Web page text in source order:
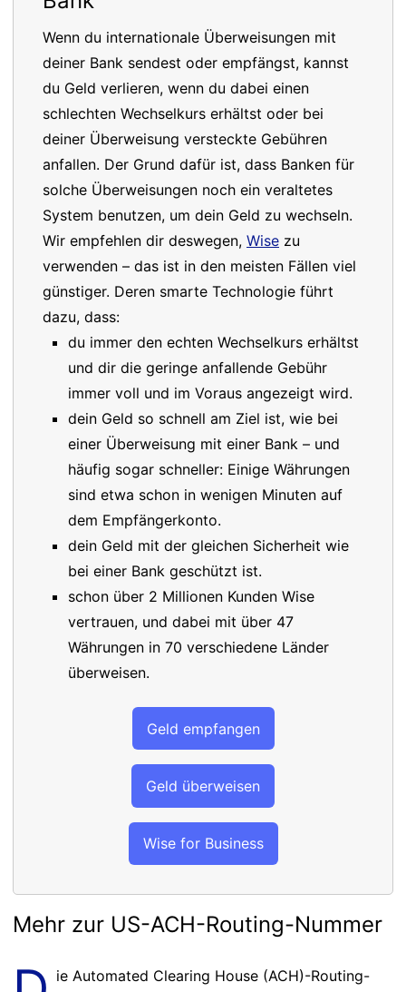
Wenn du internationale Überweisungen mit
deiner Bank sendest oder empfängst, kannst
du Geld verlieren, wenn du dabei einen
schlechten Wechselkurs erhältst oder bei
deiner Überweisung versteckte Gebühren
anfallen. Der Grund dafür ist, dass Banken für
solche Überweisungen noch ein veraltetes
System benutzen, um dein Geld zu wechseln.
Wir empfehlen dir deswegen, Wise zu
verwenden – das ist in den meisten Fällen viel
günstiger. Deren smarte Technologie führt
dazu, dass:
du immer den echten Wechselkurs erhältst
und dir die geringe anfallende Gebühr
immer voll und im Voraus angezeigt wird.
dein Geld so schnell am Ziel ist, wie bei
einer Überweisung mit einer Bank – und
häufig sogar schneller: Einige Währungen
sind etwa schon in wenigen Minuten auf
dem Empfängerkonto.
dein Geld mit der gleichen Sicherheit wie
bei einer Bank geschützt ist.
schon über 2 Millionen Kunden Wise
vertrauen, und dabei mit über 47
Währungen in 70 verschiedene Länder
überweisen.
Geld empfangen
Geld überweisen
Wise for Business
Mehr zur US-ACH-Routing-Nummer
ie Automated Clearing House (ACH)-Routing-